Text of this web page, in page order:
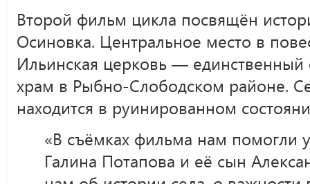
Второй фильм цикла посвящён
Осиновка. Центральное место в
Ильинская церковь —
храм в Рыбно-Слободском районе.
находится в руинированном
«В съёмках фильма нам помогли
Галина Потапова и её сын